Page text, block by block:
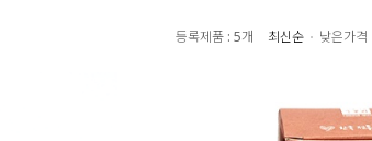
등록제품 : 5개 최신순 낮은가격